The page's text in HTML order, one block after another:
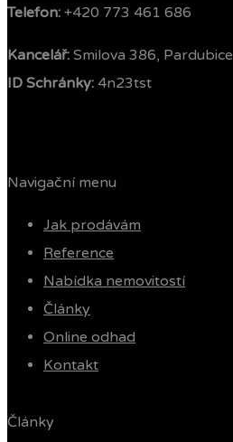
Telefon: ‭ +420 773 461 686‬
Kancelář: Smilova 386, Pardubice
ID Schránky: 4n23tst
Navigační menu
Jak prodávám
Reference
Nabídka nemovitostí
Články
Online odhad
Kontakt
Články